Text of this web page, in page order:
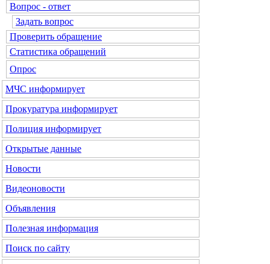
Вопрос - ответ
Задать вопрос
Проверить обращение
Статистика обращений
Опрос
МЧС информирует
Прокуратура информирует
Полиция информирует
Открытые данные
Новости
Видеоновости
Объявления
Полезная информация
Поиск по сайту